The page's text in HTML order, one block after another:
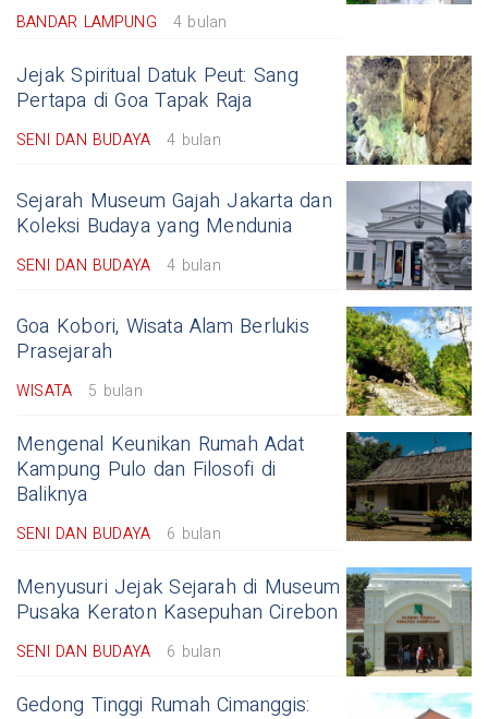
BANDAR LAMPUNG 4 bulan
Jejak Spiritual Datuk Peut: Sang
Pertapa di Goa Tapak Raja
SENI DAN BUDAYA 4 bulan
Sejarah Museum Gajah Jakarta dan
Koleksi Budaya yang Mendunia
SENI DAN BUDAYA 4 bulan
Goa Kobori, Wisata Alam Berlukis
Prasejarah
WISATA 5 bulan
Mengenal Keunikan Rumah Adat
Kampung Pulo dan Filosofi di
Baliknya
SENI DAN BUDAYA 6 bulan
Menyusuri Jejak Sejarah di Museum
Pusaka Keraton Kasepuhan Cirebon
SENI DAN BUDAYA 6 bulan
Gedong Tinggi Rumah Cimanggis: